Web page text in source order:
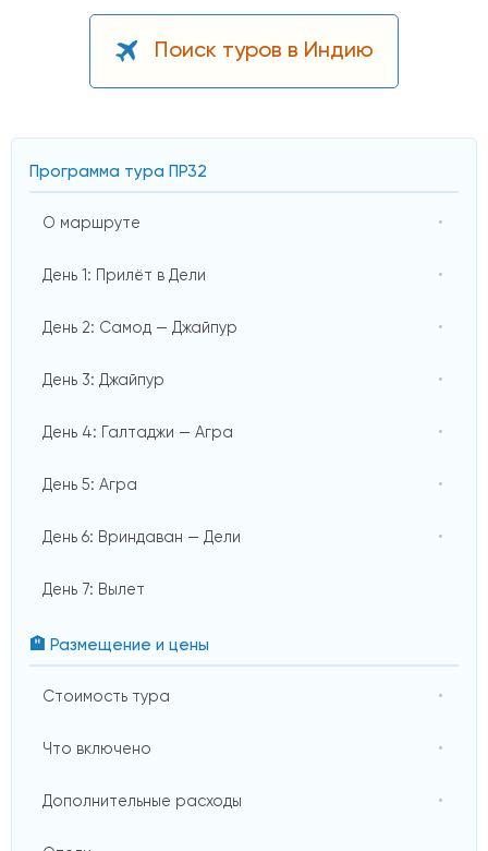
Поиск туров в Индию
Программа тура ПР32
О маршруте
День 1: Прилёт в Дели
День 2: Самод — Джайпур
День 3: Джайпур
День 4: Галтаджи — Агра
День 5: Агра
День 6: Вриндаван — Дели
День 7: Вылет
🏨 Размещение и цены
Стоимость тура
Что включено
Дополнительные расходы